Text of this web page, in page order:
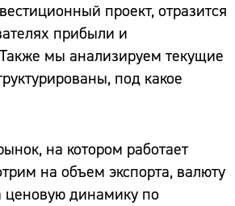
проект, отразится
прибыли и
мы анализируем текущие
под какое
на котором работает
на объем экспорта, валюту
ценовую динамику по